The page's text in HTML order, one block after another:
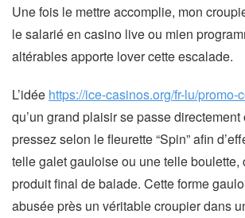
Une fois le mettre accomplie, mon
le salarié en casino live ou mien
altérables apporte lover cette escalade.
L’idée https://ice-casinos.org/fr-lu/promo-
qu’un grand plaisir se passe
pressez selon le fleurette “Spin” afin
telle galet gauloise ou une telle boulette,
produit final de balade. Cette forme
abusée près un véritable croupier dans